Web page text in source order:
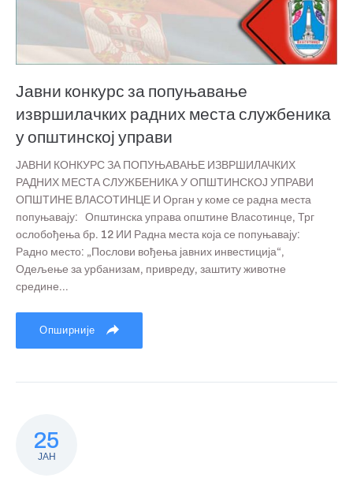
Јавни конкурс за попуњавање
извршилачких радних места службеника
у општинској управи
ЈАВНИ КОНКУРС ЗА ПОПУЊАВАЊЕ ИЗВРШИЛАЧКИХ
РАДНИХ МЕСТА СЛУЖБЕНИКА У ОПШТИНСКОЈ УПРАВИ
ОПШТИНЕ ВЛАСОТИНЦЕ И Орган у коме се радна места
попуњавају: Општинска управа општине Власотинце, Трг
ослобођења бр. 12 ИИ Радна места која се попуњавају:
Радно место: „Послови вођења јавних инвестиција“,
Одељење за урбанизам, привреду, заштиту животне
средине...
Опширније
25
ЈАН